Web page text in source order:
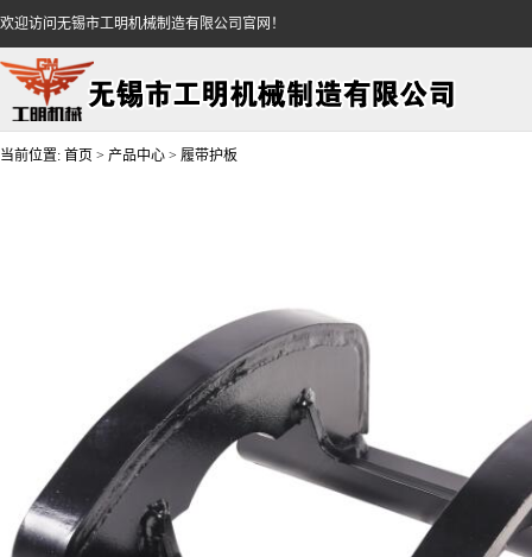
欢迎访问无锡市工明机械制造有限公司官网！
当前位置: 首页 > 产品中心 > 履带护板